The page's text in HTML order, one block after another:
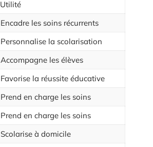
Utilité
Encadre les soins récurrents
Personnalise la scolarisation
Accompagne les élèves
Favorise la réussite éducative
Prend en charge les soins
Prend en charge les soins
Scolarise à domicile